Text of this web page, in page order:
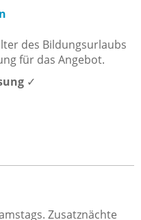
des Bildungsurlaubs
für das Angebot.
✓
Zusatznächte